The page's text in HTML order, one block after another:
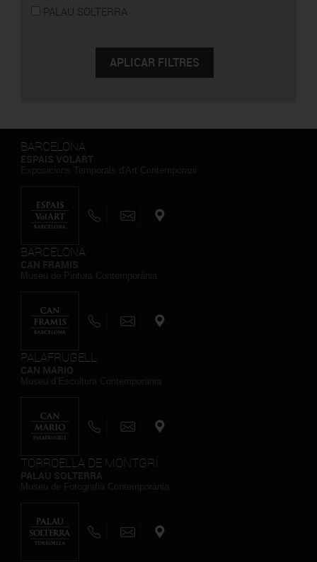
PALAU SOLTERRA
BARCELONA
BARCELONA
PALAFRUGELL
TORROELLA DE MONTGRÍ